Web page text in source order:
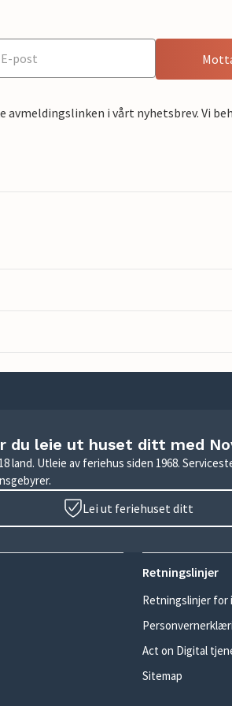
avmeldingslinken i vårt nyhetsbrev. Vi
du leie ut huset ditt med
land. Utleie av feriehus siden 1968.
Lei ut feriehuset ditt
Retningslinjer
Retningslinjer for
Act on Digital
Sitemap